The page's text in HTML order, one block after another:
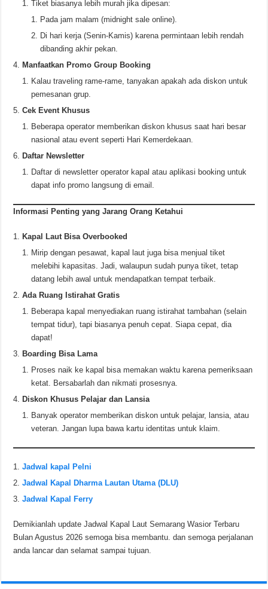
Tiket biasanya lebih murah jika dipesan:
Pada jam malam (midnight sale online).
Di hari kerja (Senin-Kamis) karena permintaan lebih rendah
dibanding akhir pekan.
Manfaatkan Promo Group Booking
Kalau traveling rame-rame, tanyakan apakah ada diskon untuk
pemesanan grup.
Cek Event Khusus
Beberapa operator memberikan diskon khusus saat hari besar
nasional atau event seperti Hari Kemerdekaan.
Daftar Newsletter
Daftar di newsletter operator kapal atau aplikasi booking untuk
dapat info promo langsung di email.
Informasi Penting yang Jarang Orang Ketahui
Kapal Laut Bisa Overbooked
Mirip dengan pesawat, kapal laut juga bisa menjual tiket
melebihi kapasitas. Jadi, walaupun sudah punya tiket, tetap
datang lebih awal untuk mendapatkan tempat terbaik.
Ada Ruang Istirahat Gratis
Beberapa kapal menyediakan ruang istirahat tambahan (selain
tempat tidur), tapi biasanya penuh cepat. Siapa cepat, dia
dapat!
Boarding Bisa Lama
Proses naik ke kapal bisa memakan waktu karena pemeriksaan
ketat. Bersabarlah dan nikmati prosesnya.
Diskon Khusus Pelajar dan Lansia
Banyak operator memberikan diskon untuk pelajar, lansia, atau
veteran. Jangan lupa bawa kartu identitas untuk klaim.
Jadwal kapal Pelni
Jadwal Kapal Dharma Lautan Utama (DLU)
Jadwal Kapal Ferry
Demikianlah update Jadwal Kapal Laut Semarang Wasior Terbaru
Bulan Agustus 2026 semoga bisa membantu. dan semoga perjalanan
anda lancar dan selamat sampai tujuan.